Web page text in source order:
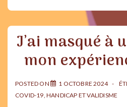
TRANS
FOLLES
sanisme
&
antipsychiatrie
J’ai masqué à
mon
POSTED ON 1 OCTOBRE 2024
COVID-19,HANDICAP ET VALIDISME